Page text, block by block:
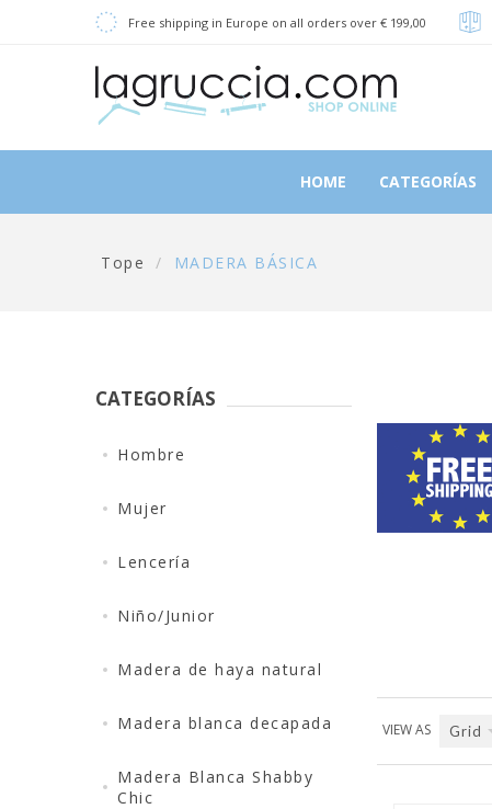
Free shipping in Europe on all orders over € 199,00
HOME CATEGORÍAS
Tope / MADERA BÁSICA
VIEW AS Grid
CATEGORÍAS
Hombre
Mujer
Lencería
Niño/Junior
Madera de haya natural
Madera blanca decapada
Madera Blanca Shabby
Chic